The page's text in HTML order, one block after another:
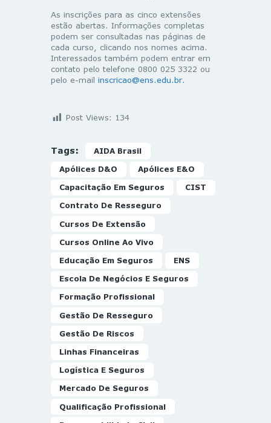
As inscrições para as cinco extensões
estão abertas. Informações completas
podem ser consultadas nas páginas de
cada curso, clicando nos nomes acima.
Interessados também podem entrar em
contato pelo telefone 0800 025 3322 ou
pelo e-mail inscricao@ens.edu.br.
Post Views: 134
Tags: AIDA Brasil
Apólices D&O Apólices E&O
Capacitação Em Seguros CIST
Contrato De Resseguro
Cursos De Extensão
Cursos Online Ao Vivo
Educação Em Seguros ENS
Escola De Negócios E Seguros
Formação Profissional
Gestão De Resseguro
Gestão De Riscos
Linhas Financeiras
Logística E Seguros
Mercado De Seguros
Qualificação Profissional